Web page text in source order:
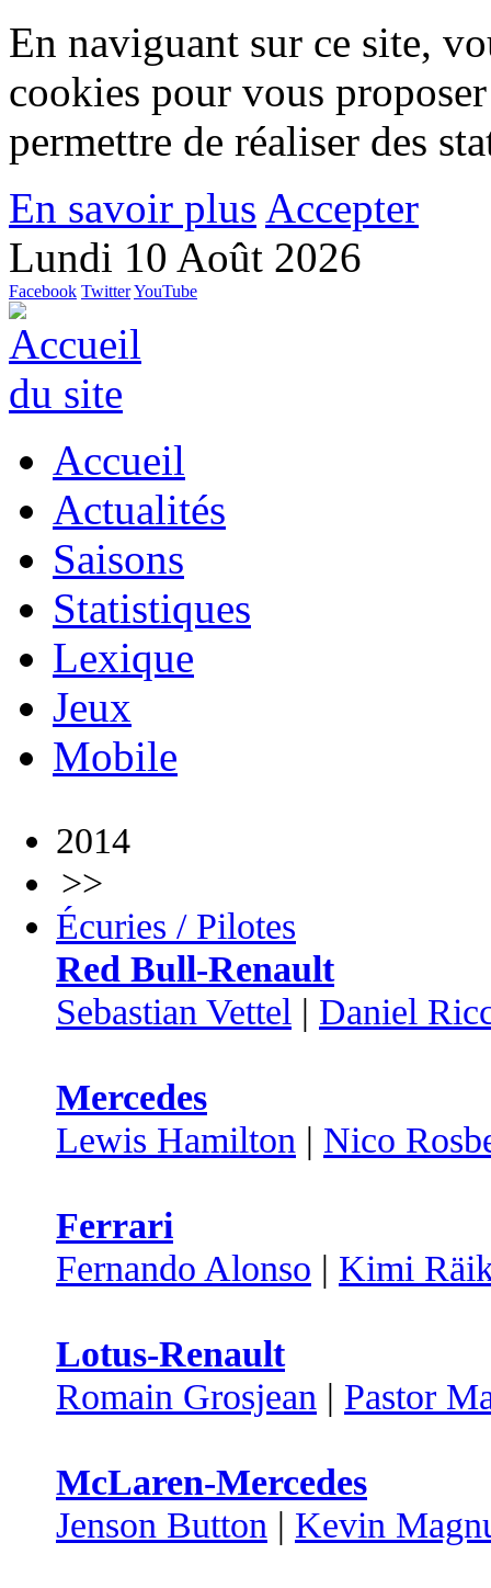
En naviguant sur ce site,
cookies pour vous
permettre de réaliser des
En savoir plus Accepter
Lundi 10 Août 2026
Facebook TwitterYouTube
Accueil
Actualités
Saisons
Statistiques
Lexique
Jeux
Mobile
2014
>>
Écuries / Pilotes
Red Bull-Renault
Sebastian Vettel | Daniel
Mercedes
Lewis Hamilton | Nico
Ferrari
Fernando Alonso | Kimi
Lotus-Renault
Romain Grosjean | Pastor
McLaren-Mercedes
Jenson Button | Kevin